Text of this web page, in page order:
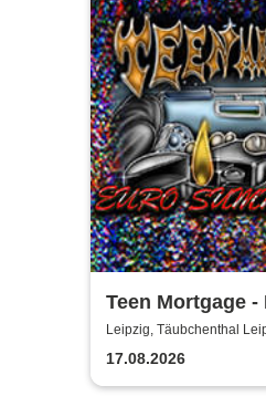
Teen Mortgage -
SUMMER 2026
Leipzig, Täubchenthal
17.08.2026